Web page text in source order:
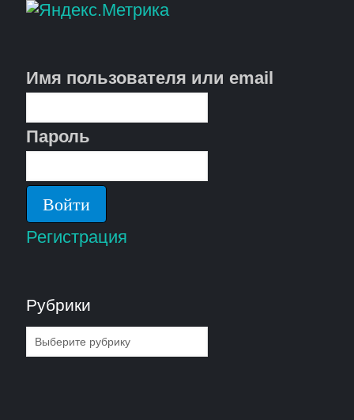
Имя пользователя или email
Пароль
Регистрация
Рубрики
Рубрики